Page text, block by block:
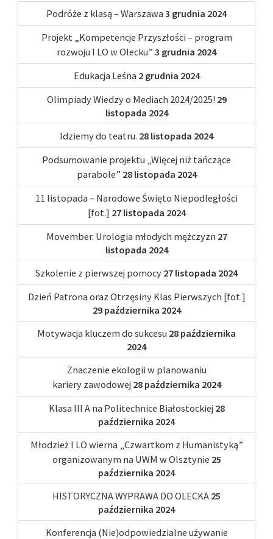
Podróże z klasą – Warszawa 3 grudnia 2024
Projekt „Kompetencje Przyszłości – program
rozwoju I LO w Olecku” 3 grudnia 2024
Edukacja Leśna 2 grudnia 2024
Olimpiady Wiedzy o Mediach 2024/2025! 29
listopada 2024
Idziemy do teatru. 28 listopada 2024
Podsumowanie projektu „Więcej niż tańczące
parabole” 28 listopada 2024
11 listopada – Narodowe Święto Niepodległości
[fot.] 27 listopada 2024
Movember. Urologia młodych mężczyzn 27
listopada 2024
Szkolenie z pierwszej pomocy 27 listopada 2024
Dzień Patrona oraz Otrzęsiny Klas Pierwszych [fot.]
29 października 2024
Motywacja kluczem do sukcesu 28 października
2024
Znaczenie ekologii w planowaniu
kariery zawodowej 28 października 2024
Klasa III A na Politechnice Białostockiej 28
października 2024
Młodzież I LO wierna „Czwartkom z Humanistyką”
organizowanym na UWM w Olsztynie 25
października 2024
HISTORYCZNA WYPRAWA DO OLECKA 25
października 2024
Konferencja (Nie)odpowiedzialne używanie